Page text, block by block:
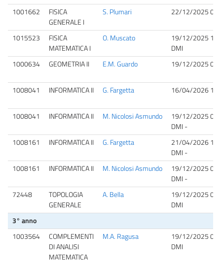
1001662
FISICA
GENERALE I
S. Plumari 22/12/2025
1015523
FISICA
MATEMATICA I
O. Muscato
19/12/2025
DMI
1000634
GEOMETRIA II E.M. Guardo 19/12/2025
1008041 INFORMATICA II G. Fargetta 16/04/2026
1008041 INFORMATICA II M. Nicolosi Asmundo
19/12/2025
DMI -
1008161
INFORMATICA II G. Fargetta
21/04/2026
DMI -
1008161
INFORMATICA II M. Nicolosi Asmundo
19/12/2025
DMI -
72448
TOPOLOGIA
GENERALE
A. Bella
19/12/2025
DMI
3° anno
1003564
COMPLEMENTI
DI ANALISI
MATEMATICA
M.A. Ragusa
19/12/2025
DMI